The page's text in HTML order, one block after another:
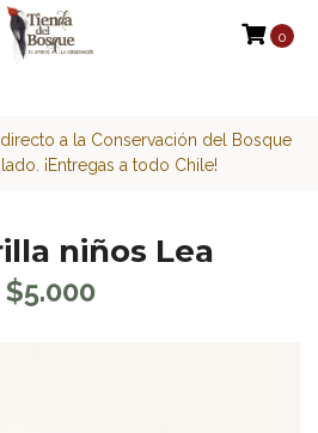
a la Conservación del Bosque
¡Entregas a todo Chile!
0
niños Lea
$5.000